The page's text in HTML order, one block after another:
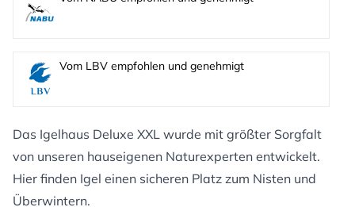
Vom LBV empfohlen und genehmigt
Das Igelhaus Deluxe XXL wurde mit größter Sorgfalt
von unseren hauseigenen Naturexperten entwickelt.
Hier finden Igel einen sicheren Platz zum Nisten und
Überwintern.